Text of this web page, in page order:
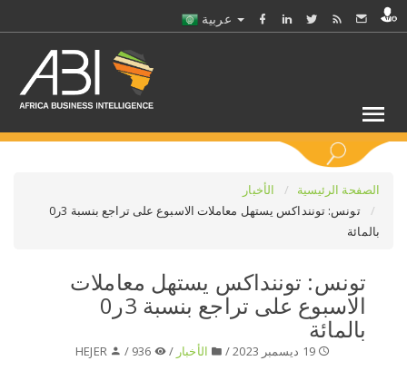
الصفحة الرئيسية
الأخبار
تونس: توننداكس يستهل معاملات الاسبوع على تراجع بنسبة 3ر0
بالمائة
تونس: توننداكس يستهل معاملات
الاسبوع على تراجع بنسبة 3ر0
بالمائة
19 ديسمبر 2023 / الأخبار /
HEJER